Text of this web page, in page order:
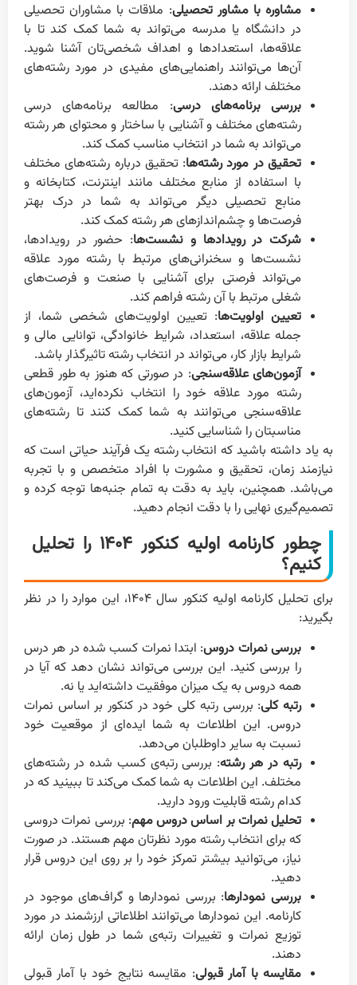
مشاوره با مشاور تحصیلی: ملاقات با مشاوران تحصیلی
در دانشگاه یا مدرسه می‌تواند به شما کمک کند تا با
علاقه‌ها، استعدادها و اهداف شخصی‌تان آشنا شوید.
آن‌ها می‌توانند راهنمایی‌های مفیدی در مورد رشته‌های
مختلف ارائه دهند.
بررسی برنامه‌های درسی: مطالعه برنامه‌های درسی
رشته‌های مختلف و آشنایی با ساختار و محتوای هر رشته
می‌تواند به شما در انتخاب مناسب کمک کند.
تحقیق در مورد رشته‌ها: تحقیق درباره رشته‌های مختلف
با استفاده از منابع مختلف مانند اینترنت، کتابخانه و
منابع تحصیلی دیگر می‌تواند به شما در درک بهتر
فرصت‌ها و چشم‌اندازهای هر رشته کمک کند.
شرکت در رویدادها و نشست‌ها: حضور در رویدادها،
نشست‌ها و سخنرانی‌های مرتبط با رشته‌ مورد علاقه
می‌تواند فرصتی برای آشنایی با صنعت و فرصت‌های
شغلی مرتبط با آن رشته فراهم کند.
تعیین اولویت‌ها: تعیین اولویت‌های شخصی شما، از
جمله علاقه، استعداد، شرایط خانوادگی، توانایی مالی و
شرایط بازار کار، می‌تواند در انتخاب رشته تاثیرگذار باشد.
آزمون‌های علاقه‌سنجی: در صورتی که هنوز به طور قطعی
رشته مورد علاقه خود را انتخاب نکرده‌اید، آزمون‌های
علاقه‌سنجی می‌توانند به شما کمک کنند تا رشته‌های
مناسبتان را شناسایی کنید.
به یاد داشته باشید که انتخاب رشته یک فرآیند حیاتی است که
نیازمند زمان، تحقیق و مشورت با افراد متخصص و با تجربه
می‌باشد. همچنین، باید به دقت به تمام جنبه‌ها توجه کرده و
تصمیم‌گیری نهایی را با دقت انجام دهید.
چطور کارنامه اولیه کنکور ۱۴۰۴ را تحلیل
کنیم؟
برای تحلیل کارنامه اولیه کنکور سال ۱۴۰۴، این موارد را در نظر
بگیرید:
بررسی نمرات دروس: ابتدا نمرات کسب شده در هر درس
را بررسی کنید. این بررسی می‌تواند نشان دهد که آیا در
همه دروس به یک میزان موفقیت داشته‌اید یا نه.
رتبه کلی: بررسی رتبه کلی خود در کنکور بر اساس نمرات
دروس. این اطلاعات به شما ایده‌ای از موقعیت خود
نسبت به سایر داوطلبان می‌دهد.
رتبه در هر رشته: بررسی رتبه‌ی کسب شده در رشته‌های
مختلف. این اطلاعات به شما کمک می‌کند تا ببینید که در
کدام رشته قابلیت ورود دارید.
تحلیل نمرات بر اساس دروس مهم: بررسی نمرات دروسی
که برای انتخاب رشته مورد نظرتان مهم هستند. در صورت
نیاز، می‌توانید بیشتر تمرکز خود را بر روی این دروس قرار
دهید.
بررسی نمودارها: بررسی نمودارها و گراف‌های موجود در
کارنامه. این نمودارها می‌توانند اطلاعاتی ارزشمند در مورد
توزیع نمرات و تغییرات رتبه‌ی شما در طول زمان ارائه
دهند.
مقایسه با آمار قبولی: مقایسه نتایج خود با آمار قبولی